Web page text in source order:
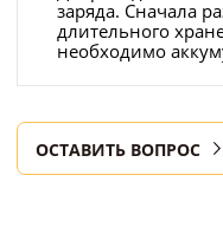
заряда. Сначала
длительного
необходимо
ОСТАВИТЬ ВОПРОС